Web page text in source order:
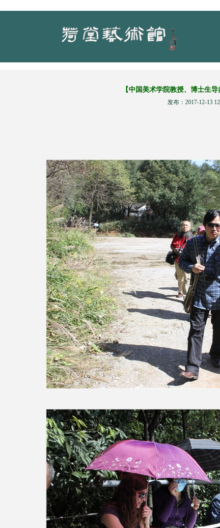
【中国美术学院教授、博士生
发布：2017-12-13